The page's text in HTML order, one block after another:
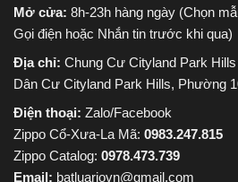
Mở cửa: 8h-23h hàng ngày (Chọn
Gọi điện hoặc Nhắn tin trước khi qua)
Địa chỉ: Chung Cư Cityland Park
Dân Cư Cityland Park Hills, Phường
Điện thoại: Zalo/Facebook
Zippo Cổ-Xưa-La Mã: 0983.247.815
Zippo Catalog: 0978.473.739
Email: batluariovn@gmail.com